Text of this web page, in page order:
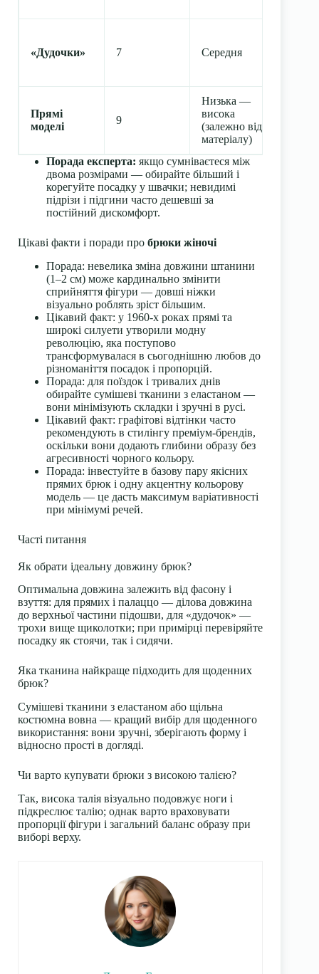
«Дудочки» 7 Середня
Прямі
моделі
9
Низька —
висока
(залежно від
матеріалу)
Порада експерта: якщо сумніваєтеся між
двома розмірами — обирайте більший і
корегуйте посадку у швачки; невидимі
підрізи і підгини часто дешевші за
постійний дискомфорт.
Цікаві факти і поради про брюки жіночі
Порада: невелика зміна довжини штанини
(1–2 см) може кардинально змінити
сприйняття фігури — довші ніжки
візуально роблять зріст більшим.
Цікавий факт: у 1960-х роках прямі та
широкі силуети утворили модну
революцію, яка поступово
трансформувалася в сьогоднішню любов до
різноманіття посадок і пропорцій.
Порада: для поїздок і тривалих днів
обирайте сумішеві тканини з еластаном —
вони мінімізують складки і зручні в русі.
Цікавий факт: графітові відтінки часто
рекомендують в стилінгу преміум-брендів,
оскільки вони додають глибини образу без
агресивності чорного кольору.
Порада: інвестуйте в базову пару якісних
прямих брюк і одну акцентну кольорову
модель — це дасть максимум варіативності
при мінімумі речей.
Часті питання
Як обрати ідеальну довжину брюк?
Оптимальна довжина залежить від фасону і
взуття: для прямих і палаццо — ділова довжина
до верхньої частини підошви, для «дудочок» —
трохи вище щиколотки; при примірці перевіряйте
посадку як стоячи, так і сидячи.
Яка тканина найкраще підходить для щоденних
брюк?
Сумішеві тканини з еластаном або щільна
костюмна вовна — кращий вибір для щоденного
використання: вони зручні, зберігають форму і
відносно прості в догляді.
Чи варто купувати брюки з високою талією?
Так, висока талія візуально подовжує ноги і
підкреслює талію; однак варто враховувати
пропорції фігури і загальний баланс образу при
виборі верху.